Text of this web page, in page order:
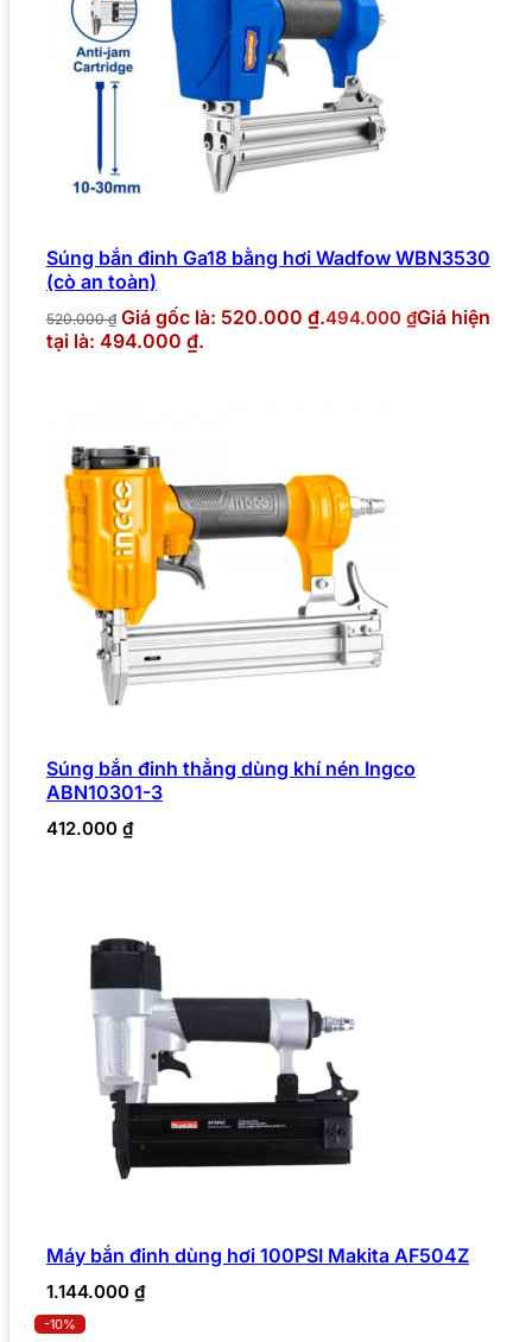
Súng bắn đinh Ga18 bằng hơi Wadfow WBN3530
(cò an toàn)
520.000₫ Giá gốc là: 520.000 ₫.494.000 ₫Giá hiện
tại là: 494.000 ₫.
Súng bắn đinh thẳng dùng khí nén Ingco
ABN10301-3
412.000 ₫
Máy bắn đinh dùng hơi 100PSI Makita AF504Z
1.144.000 ₫
-10%